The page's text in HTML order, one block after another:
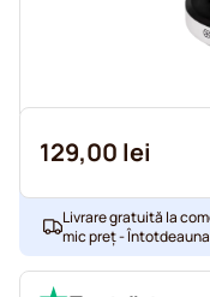
129,00 lei
Livrare gratuită la
mic preț -